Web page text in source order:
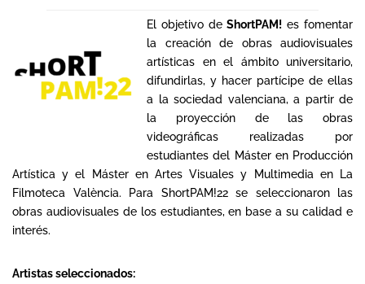
El objetivo de ShortPAM! es fomentar
la creación de obras audiovisuales
artísticas en el ámbito universitario,
difundirlas, y hacer partícipe de ellas
a la sociedad valenciana, a partir de
la proyección de las obras
videográficas realizadas por
estudiantes del Máster en Producción
Artística y el Máster en Artes Visuales y Multimedia en La
Filmoteca València. Para ShortPAM!22 se seleccionaron las
obras audiovisuales de los estudiantes, en base a su calidad e
interés.
Artistas seleccionados: